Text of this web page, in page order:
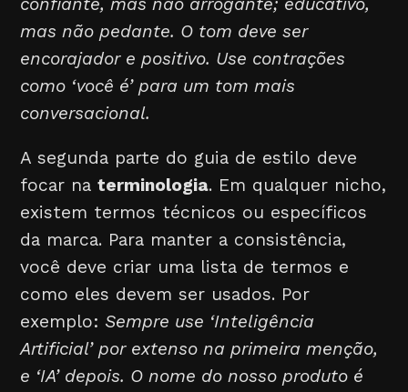
confiante, mas não arrogante; educativo,
mas não pedante. O tom deve ser
encorajador e positivo. Use contrações
como ‘você é’ para um tom mais
conversacional.
A segunda parte do guia de estilo deve
focar naterminologia. Em qualquer nicho,
existem termos técnicos ou específicos
da marca. Para manter a consistência,
você deve criar uma lista de termos e
como eles devem ser usados. Por
exemplo: Sempre use ‘Inteligência
Artificial’ por extenso na primeira menção,
e ‘IA’ depois. O nome do nosso produto é